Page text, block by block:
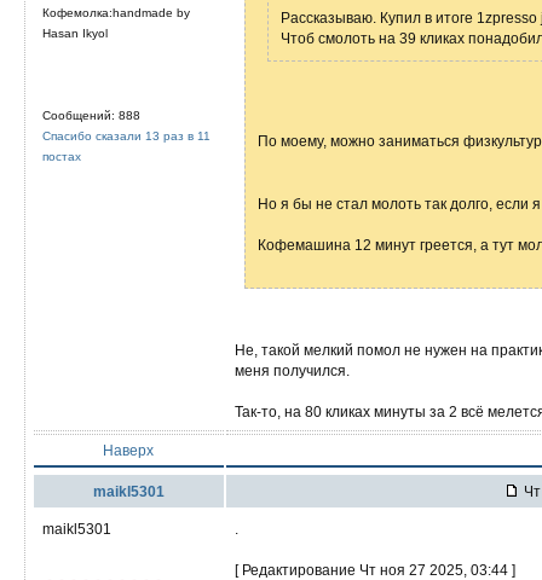
Кофемолка:handmade by
Hasan Ikyol
Сообщений: 888
Спасибо сказали 13 раз в 11
постах
Рассказываю. Купил в итоге 1zpresso
Чтоб смолоть на 39 кликах
По моему, можно заниматься
Но я бы не стал молоть так долго, если
Кофемашина 12 минут греется, а тут
Не, такой мелкий помол не нужен на
меня получился.
Так-то, на 80 кликах минуты за 2 всё
Наверх
maikl5301
maikl5301
[ Редактирование Чт ноя 27 2025, 03:44 ]